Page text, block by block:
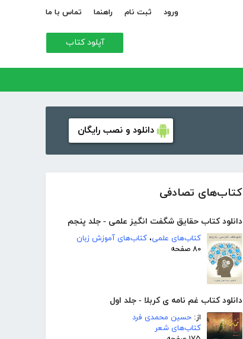
ورود ثبت نام راهنما تماس با ما
آپلود کتاب
دانلود و نصب رایگان
کتاب‌های تصادفی
دانلود کتاب حقایق شگفت انگیز علمی - جلد پنجم
کتاب‌های علمی، کتاب‌های آموزش زبان
۸۰ صفحه
دانلود کتاب غم نامه ی کربلا - جلد اول
از: حسین محمدی فرد
کتاب‌های شعر